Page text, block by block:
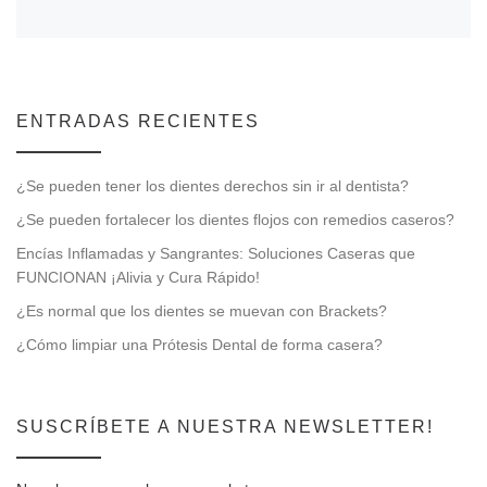
ENTRADAS RECIENTES
¿Se pueden tener los dientes derechos sin ir al dentista?
¿Se pueden fortalecer los dientes flojos con remedios caseros?
Encías Inflamadas y Sangrantes: Soluciones Caseras que
FUNCIONAN ¡Alivia y Cura Rápido!
¿Es normal que los dientes se muevan con Brackets?
¿Cómo limpiar una Prótesis Dental de forma casera?
SUSCRÍBETE A NUESTRA NEWSLETTER!